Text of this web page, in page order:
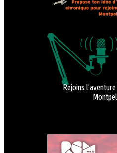
Rejoins